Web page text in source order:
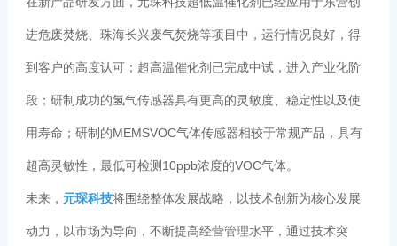
进危废焚烧、珠海长兴废气焚烧等项目中，运行情况良好，得
到客户的高度认可；超高温催化剂已完成中试，进入产业化阶
段；研制成功的氢气传感器具有更高的灵敏度、稳定性以及使
用寿命；研制的MEMSVOC气体传感器相较于常规产品，具有
超高灵敏性，最低可检测10ppb浓度的VOC气体。
未来， 元琛科技将围绕整体发展战略，以技术创新为核心发展
动力，以市场为导向，不断提高经营管理水平，通过技术突